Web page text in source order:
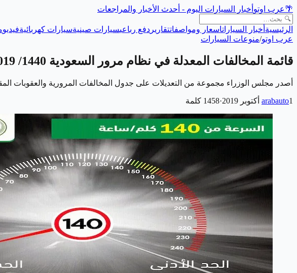
🌴عرب اوتو أخبار السيارات اليوم - أحدث الأخبار والمراجعات
الرئيسية أخبار السياراتاسعار ومواصفاتتقارير دفع رباعيسيارات صينيةسيارات كهربائيةفيديو
عرب اوتو/منوعات السيارات
قائمة المخالفات المعدلة في نظام مرور السعودية 1440/ 2019
أصدر مجلس الوزراء مجموعة من التعديلات على جدول المخالفات المرورية والعقوبات
arabauto1 أكتوبر 2019 ·
1458 كلمة